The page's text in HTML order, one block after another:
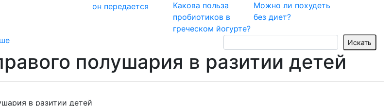
он передается
Какова польза
пробиотиков в
греческом йогурте?
Можно ли похудеть
без диет?
полушария в разитии детей